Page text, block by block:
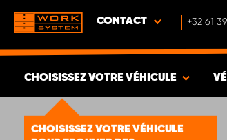
CONTACT +32 61
CHOISISSEZ VOTRE VÉHICULE
CHOISISSEZ VOTRE VÉHICULE
VOIR LES RÉSULTATS -1856 ARTICLES